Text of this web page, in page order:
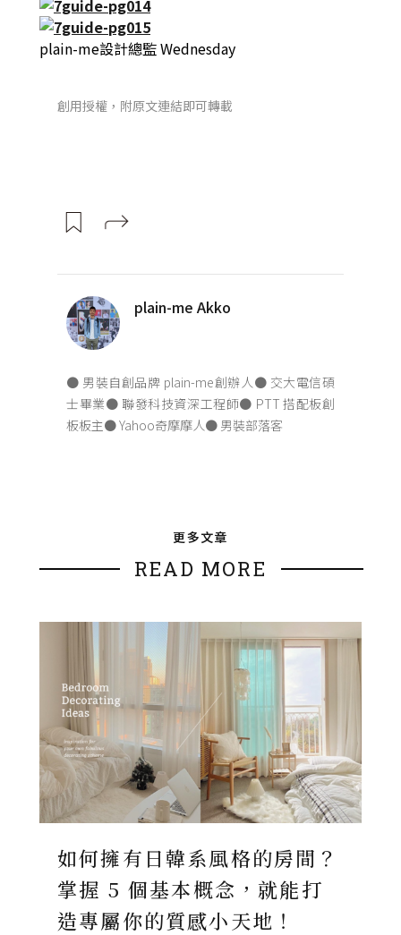
plain-me設計總監 Wednesday
創用授權，附原文連結即可轉載
plain-me Akko
● 男裝自創品牌 plain-me創辦人● 交大電信碩
士畢業● 聯發科技資深工程師● PTT 搭配板創
板板主● Yahoo奇摩摩人● 男裝部落客
更多文章
READ MORE
如何擁有日韓系風格的房間？
掌握 5 個基本概念，就能打
造專屬你的質感小天地！